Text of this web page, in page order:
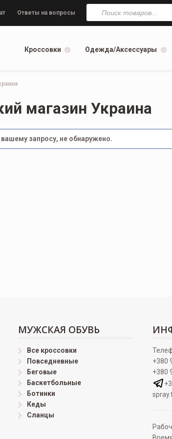
Ответы на вопросы
Поиск
товаров
Кроссовки Одежда/Аксессуары
магазин Украина
запросу, не обнаружено.
МУЖСКАЯ ОБУВЬ
Все кроссовки
Повседневные
Беговые
Баскетбольные
Ботинки
Кеды
Сланцы
+380
+380